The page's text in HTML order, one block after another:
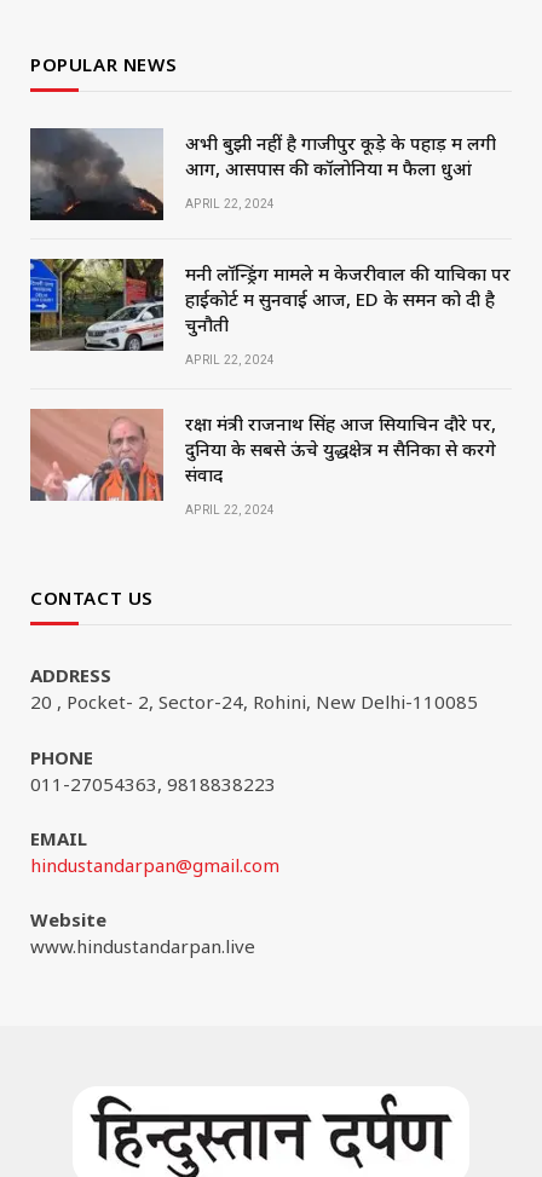
POPULAR NEWS
अभी बुझी नहीं है गाजीपुर कूड़े के पहाड़ में लगी
आग, आसपास की कॉलोनियों में फैला धुआं
APRIL 22, 2024
मनी लॉन्ड्रिंग मामले में केजरीवाल की याचिका पर
हाईकोर्ट में सुनवाई आज, ED के समन को दी है
चुनौती
APRIL 22, 2024
रक्षा मंत्री राजनाथ सिंह आज सियाचिन दौरे पर,
दुनिया के सबसे ऊंचे युद्धक्षेत्र में सैनिकों से करेंगे
संवाद
APRIL 22, 2024
CONTACT US
ADDRESS
20 , Pocket- 2, Sector-24, Rohini, New Delhi-110085
PHONE
011-27054363, 9818838223
EMAIL
hindustandarpan@gmail.com
Website
www.hindustandarpan.live